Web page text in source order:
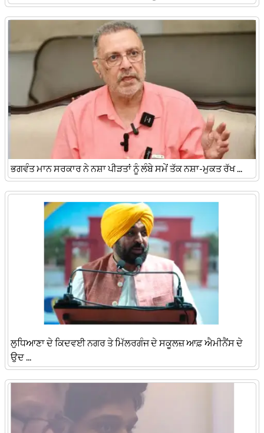
ਭਗਵੰਤ ਮਾਨ ਸਰਕਾਰ ਨੇ ਨਸ਼ਾ ਪੀੜਤਾਂ ਨੂੰ ਲੰਬੇ ਸਮੇਂ ਤੱਕ ਨਸ਼ਾ-ਮੁਕਤ ਰੱਖ ...
​ਲੁਧਿਆਣਾ ਦੇ ਕਿਦਵਈ ਨਗਰ ਤੇ ਮਿੱਲਰਗੰਜ ਦੇ ਸਕੂਲਜ਼ ਆਫ਼ ਐਮੀਨੈਂਸ ਦੇ
ਉਦ ...